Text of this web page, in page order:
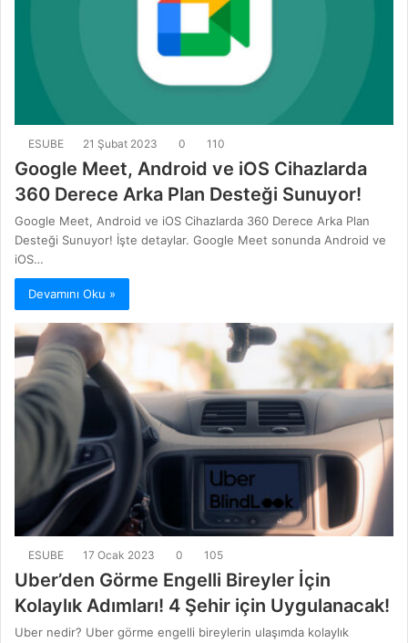
ESUBE 21 Şubat 2023 0 110
Google Meet, Android ve iOS Cihazlarda
360 Derece Arka Plan Desteği Sunuyor!
Google Meet, Android ve iOS Cihazlarda 360 Derece Arka Plan
Desteği Sunuyor! İşte detaylar. Google Meet sonunda Android ve
iOS…
Devamını Oku »
ESUBE 17 Ocak 2023 0 105
Uber’den Görme Engelli Bireyler İçin
Kolaylık Adımları! 4 Şehir için Uygulanacak!
Uber nedir? Uber görme engelli bireylerin ulaşımda kolaylık